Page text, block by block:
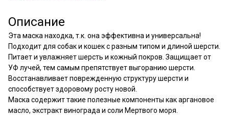
Описание
Эта маска находка, т.к. она эффективна и универсальна!
Подходит для собак и кошек с разным типом и длиной шерсти.
Питает и увлажняет шерсть и кожный покров. Защищает от
УФ лучей, тем самым препятствует выгоранию шерсти.
Восстанавливает поврежденную структуру шерсти и
способствует здоровому росту новой.
Маска содержит такие полезные компоненты как аргановое
масло, экстракт винограда и соли Мертвого моря.